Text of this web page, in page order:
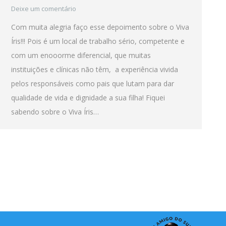
Deixe um comentário
Com muita alegria faço esse depoimento sobre o Viva
Íris!!! Pois é um local de trabalho sério, competente e
com um enooorme diferencial, que muitas
instituições e clínicas não têm, a experiência vivida
pelos responsáveis como pais que lutam para dar
qualidade de vida e dignidade a sua filha! Fiquei
sabendo sobre o Viva Íris…